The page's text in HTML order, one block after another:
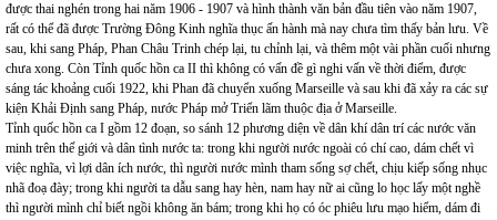
được thai nghén trong hai năm 1906 - 1907 và hình thành văn bản đầu tiên vào năm 1907,
rất có thể đã được Trường Đông Kinh nghĩa thục ấn hành mà nay chưa tìm thấy bản lưu. Về
sau, khi sang Pháp, Phan Châu Trinh chép lại, tu chỉnh lại, và thêm một vài phần cuối nhưng
chưa xong. Còn Tỉnh quốc hồn ca II thì không có vấn đề gì nghi vấn về thời điểm, được
sáng tác khoảng cuối 1922, khi Phan đã chuyển xuống Marseille và sau khi đã xảy ra các sự
kiện Khải Định sang Pháp, nước Pháp mở Triển lãm thuộc địa ở Marseille.
Tỉnh quốc hồn ca I gồm 12 đoạn, so sánh 12 phương diện về dân khí dân trí các nước văn
minh trên thế giới và dân tình nước ta: trong khi người nước ngoài có chí cao, dám chết vì
việc nghĩa, vì lợi dân ích nước, thì người nước mình tham sống sợ chết, chịu kiếp sống nhục
nhã đoạ đày; trong khi người ta dẫu sang hay hèn, nam hay nữ ai cũng lo học lấy một nghề
thì người mình chỉ biết ngồi không ăn bám; trong khi họ có óc phiêu lưu mạo hiểm, dám đi